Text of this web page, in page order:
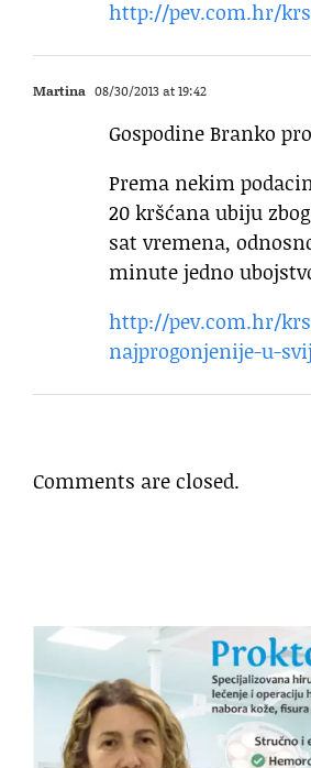
http://pev.com.hr/
Martina 08/30/2013 at 19:42
Gospodine Branko
Prema nekim
20 kršćana ubiju
sat vremena,
minute jedno
http://pev.com.hr/
najprogonjenije-u-
Comments are closed.